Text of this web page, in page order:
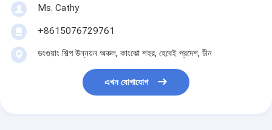
Ms. Cathy
+8615076729761
ডংগুয়াং শিল্প উন্নয়ন অঞ্চল, কাংঝো শহর, হেবেই প্রদেশ, চীন
এখন যোগাযোগ